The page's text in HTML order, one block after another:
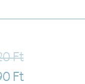
Ft
Ft